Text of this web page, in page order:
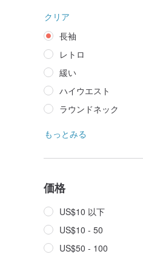
クリア
長袖
レトロ
緩い
ハイウエスト
ラウンドネック
もっとみる
価格
US$10 以下
US$10 - 50
US$50 - 100